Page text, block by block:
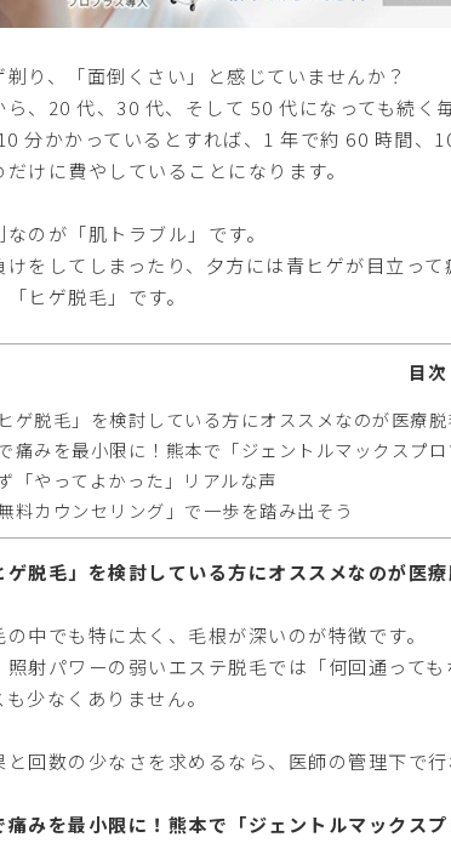
剃り、「面倒くさい」と感じていませんか？
ら、20 代、30 代、そして 50 代になっても続く
分かかっているとすれば、1 年で約 60 時間
けに費やしていることになります。
のが「肌トラブル」です。
けをしてしまったり、夕方には青ヒゲが目立
ヒゲ脱毛」です。
目次
ゲ脱毛」を検討している方にオススメなのが医療脱
痛みを最小限に！熊本で「ジェントルマックスプ
「やってよかった」リアルな声
料カウンセリング」で一歩を踏み出そう
脱毛」を検討している方にオススメなのが医療
の中でも特に太く、毛根が深いのが特徴です。
照射パワーの弱いエステ脱毛では「何回通って
少なくありません。
回数の少なさを求めるなら、医師の管理下で
痛みを最小限に！熊本で「ジェントルマックス